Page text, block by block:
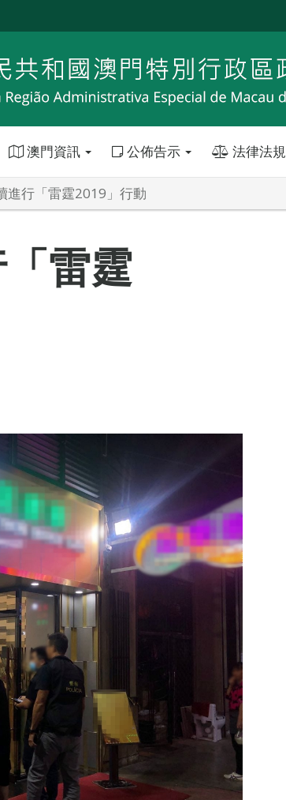
澳門資訊 公佈告示 法律法規
進行「雷霆2019」行動
雷霆